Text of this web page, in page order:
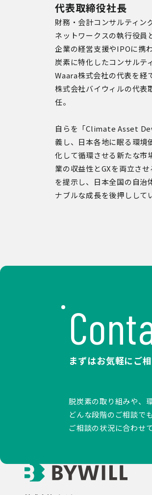
代表取締役社長
財務・会計コンサルティン
ネットワークスの執行役員
企業の経営支援やIPOに携
炭素に特化したコンサルテ
Waara株式会社の代表を経
株式会社バイウィルの代表
任。
自らを「Climate Asset
義し、日本各地に眠る環境
化して循環させる新たな市
業の収益性とGXを両立さ
を提示し、日本全国の自治
ナブルな成長を後押しして
まずはお気軽にご
脱炭素の取り組みや、
どんな段階のご相談で
ご相談の状況に合わせ